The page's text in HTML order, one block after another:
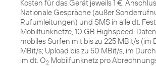
Kosten für das Gerät jeweils 1 €,
Nationale Gespräche (außer
Rufumleitungen) und SMS in alle dt.
Mobilfunknetze, 10 GB Highspeed-
mobiles Surfen mit bis zu 225 MBit/s (im
MBit/s; Upload bis zu 50 MBit/s, im
im dt. O2 Mobilfunknetz pro